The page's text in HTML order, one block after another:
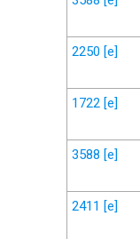
2250 [e]
1722 [e]
3588 [e]
2411 [e]